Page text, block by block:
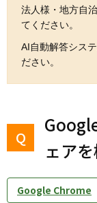
法人様・地方自
てください。
AI自動解答シス
ださい。
ェア
Google Chrome